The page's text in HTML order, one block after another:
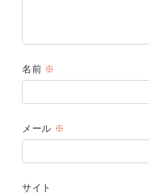
名前 ※
メール ※
サイト